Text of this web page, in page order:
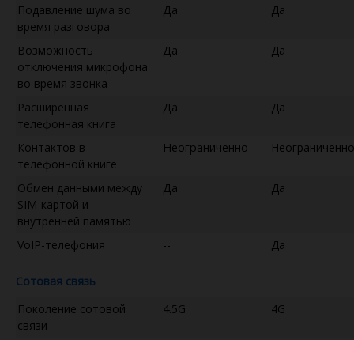
Подавление шума во
время разговора
Да Да
Возможность
отключения микрофона
во время звонка
Да Да
Расширенная
телефонная книга
Да Да
Контактов в
телефонной книге
Неограниченно Неограниченно
Обмен данными между
SIM-картой и
внутренней памятью
Да Да
VoIP-телефония -- Да
Сотовая связь
Поколение сотовой
связи
4.5G 4G